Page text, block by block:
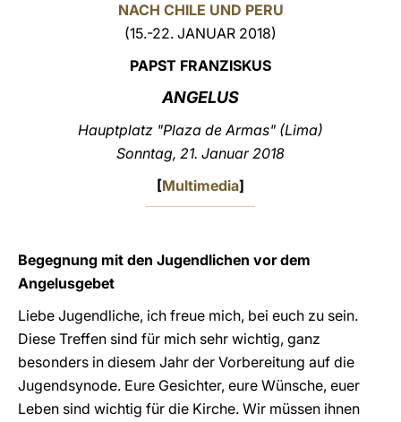
NACH CHILE UND PERU
(15.-22. JANUAR 2018)
PAPST FRANZISKUS
ANGELUS
Hauptplatz "Plaza de Armas" (Lima)
Sonntag, 21. Januar 2018
[Multimedia]
Begegnung mit den Jugendlichen vor dem
Angelusgebet
Liebe Jugendliche, ich freue mich, bei euch zu sein.
Diese Treffen sind für mich sehr wichtig, ganz
besonders in diesem Jahr der Vorbereitung auf die
Jugendsynode. Eure Gesichter, eure Wünsche, euer
Leben sind wichtig für die Kirche. Wir müssen ihnen